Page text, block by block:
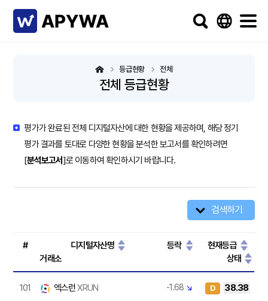
전체 등급현황
등급현황 전체
평가가 완료된 전체 디지털자산에 대한 현황을 제공하며, 해당 정기
평가 결과를 토대로 다양한 현황을 분석한 보고서를 확인하려면
[분석보고서]로 이동하여 확인하시기 바랍니다.
검색하기
# 디지털자산명 등락
현재등급
거래소
상태
101 엑스런XRUN -1.68 ↘ D
38.38